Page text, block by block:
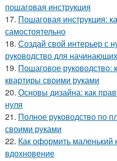
пошаговая инструкция
17. Пошаговая инструкция:
самостоятельно
18. Создай свой интерьер с
руководство для начинающих
19. Пошаговое руководство:
квартиры своими руками
20. Основы дизайна: как
нуля
21. Полное руководство по
своими руками
22. Как оформить маленький
вдохновение